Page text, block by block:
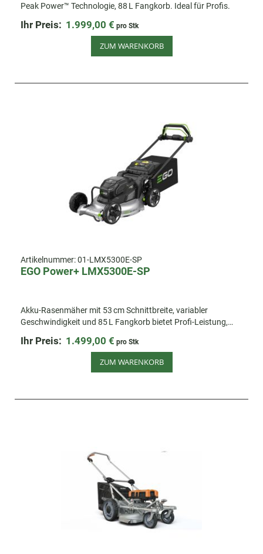
Peak Power™ Technologie, 88 L Fangkorb. Ideal für Profis.
Ihr Preis: 1.999,00 € pro Stk
ZUM WARENKORB
Artikelnummer:01-LMX5300E-SP
EGO Power+ LMX5300E-SP
Akku-Rasenmäher mit 53 cm Schnittbreite, variabler
Geschwindigkeit und 85 L Fangkorb bietet Profi-Leistung,
Gärten und Freiflächen.
Ihr Preis: 1.499,00 € pro Stk
ZUM WARENKORB